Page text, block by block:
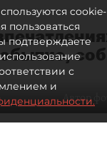
Автор
cookie-
подтверждаете
с
и